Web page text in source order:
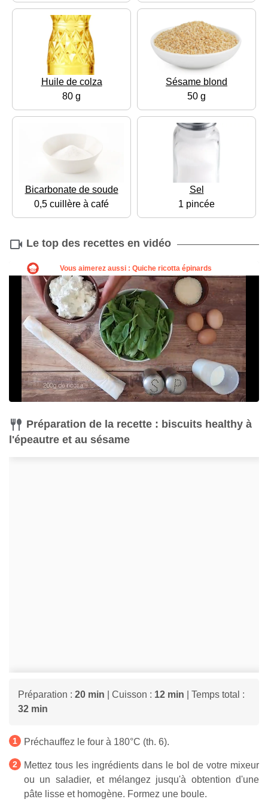
Huile de colza
80 g
Sésame blond
50 g
Bicarbonate de soude
0,5 cuillère à café
Sel
1 pincée
Le top des recettes en vidéo
Préparation de la recette : biscuits healthy à
l'épeautre et au sésame
Préparation : 20 min | Cuisson : 12 min | Temps total :
32 min
Préchauffez le four à 180°C (th. 6).
Mettez tous les ingrédients dans le bol de votre mixeur
ou un saladier, et mélangez jusqu'à obtention d'une
pâte lisse et homogène. Formez une boule.